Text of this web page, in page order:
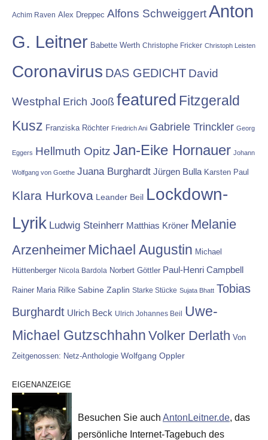
Achim Raven Alex Dreppec Alfons SchweiggertAnton
G. Leitner Babette Werth Christophe Fricker Christoph Leisten
Coronavirus DAS GEDICHT David
Westphal Erich Jooß featured Fitzgerald
Kusz Franziska Röchter Friedrich Ani Gabriele Trinckler Georg
Eggers Hellmuth Opitz Jan-Eike Hornauer Johann
Wolfgang von Goethe Juana Burghardt Jürgen Bulla Karsten Paul
Klara Hurkova Leander Beil Lockdown-
Lyrik Ludwig Steinherr Matthias Kröner Melanie
Arzenheimer Michael Augustin Michael
Hüttenberger Nicola Bardola Norbert Göttler Paul-Henri Campbell
Rainer Maria Rilke Sabine Zaplin Starke Stücke Sujata Bhatt Tobias
Burghardt Ulrich Beck Ulrich Johannes Beil Uwe-
Michael Gutzschhahn Volker Derlath Von
Zeitgenossen: Netz-Anthologie Wolfgang Oppler
EIGENANZEIGE
Besuchen Sie auch AntonLeitner.de, das
persönliche Internet-Tagebuch des